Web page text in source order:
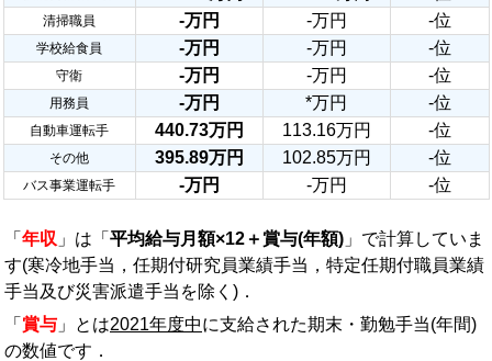
清掃職員 -万円 -万円 -位
学校給食員 -万円 -万円 -位
守衛 -万円 -万円 -位
用務員 -万円 *万円 -位
自動車運転手 440.73万円 113.16万円 -位
その他 395.89万円 102.85万円 -位
バス事業運転手 -万円 -万円 -位
「 年収 」は「 平均給与月額×12＋賞与(年額) 」で計算していま
す(寒冷地手当，任期付研究員業績手当，特定任期付職員業績
手当及び災害派遣手当を除く)．
「 賞与 」とは2021年度中に支給された期末・勤勉手当(年間)
の数値です．